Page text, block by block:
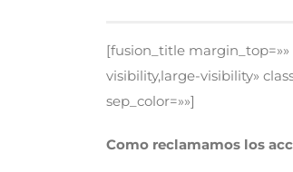
[fusion_title
visibility,large-visibility»
sep_color=»»]
Como reclamamos los